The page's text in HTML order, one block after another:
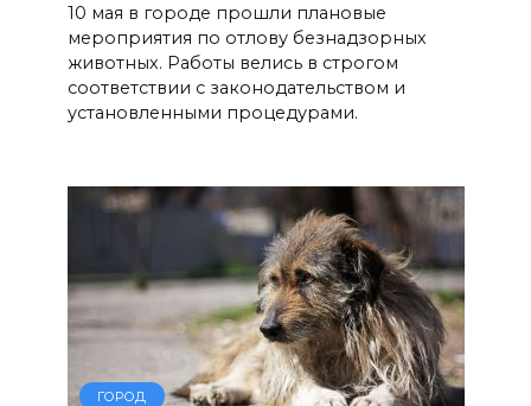
10 мая в городе прошли плановые
мероприятия по отлову безнадзорных
животных. Работы велись в строгом
соответствии с законодательством и
установленными процедурами.
ГОРОД